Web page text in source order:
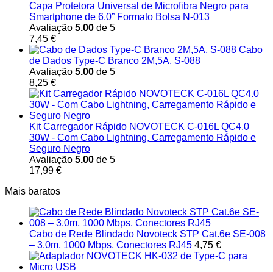
Capa Protetora Universal de Microfibra Negro para
Smartphone de 6.0” Formato Bolsa N-013
Avaliação 5.00 de 5
7,45 €
Cabo
de Dados Type-C Branco 2M,5A, S-088
Avaliação 5.00 de 5
8,25 €
Kit Carregador Rápido NOVOTECK C-016L QC4.0
30W - Com Cabo Lightning, Carregamento Rápido e
Seguro Negro
Avaliação 5.00 de 5
17,99 €
Mais baratos
Cabo de Rede Blindado Novoteck STP Cat.6e SE-008
– 3,0m, 1000 Mbps, Conectores RJ45 4,75 €